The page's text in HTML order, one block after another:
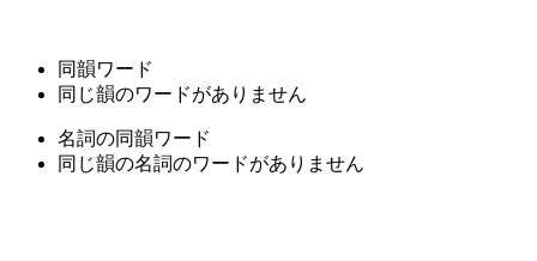
同韻ワード
同じ韻のワードがありません
名詞の同韻ワード
同じ韻の名詞のワードがありません